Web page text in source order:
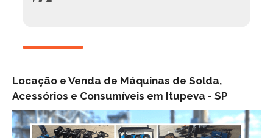
Locação e Venda de Máquinas de Solda,
Acessórios e Consumíveis em Itupeva - SP